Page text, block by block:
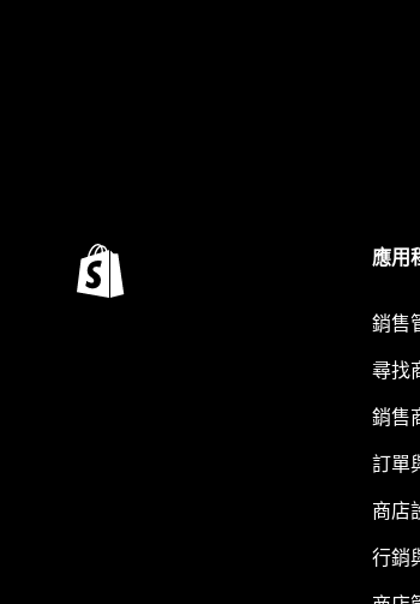
應用
銷售
尋找
銷售
訂單
商店
行銷